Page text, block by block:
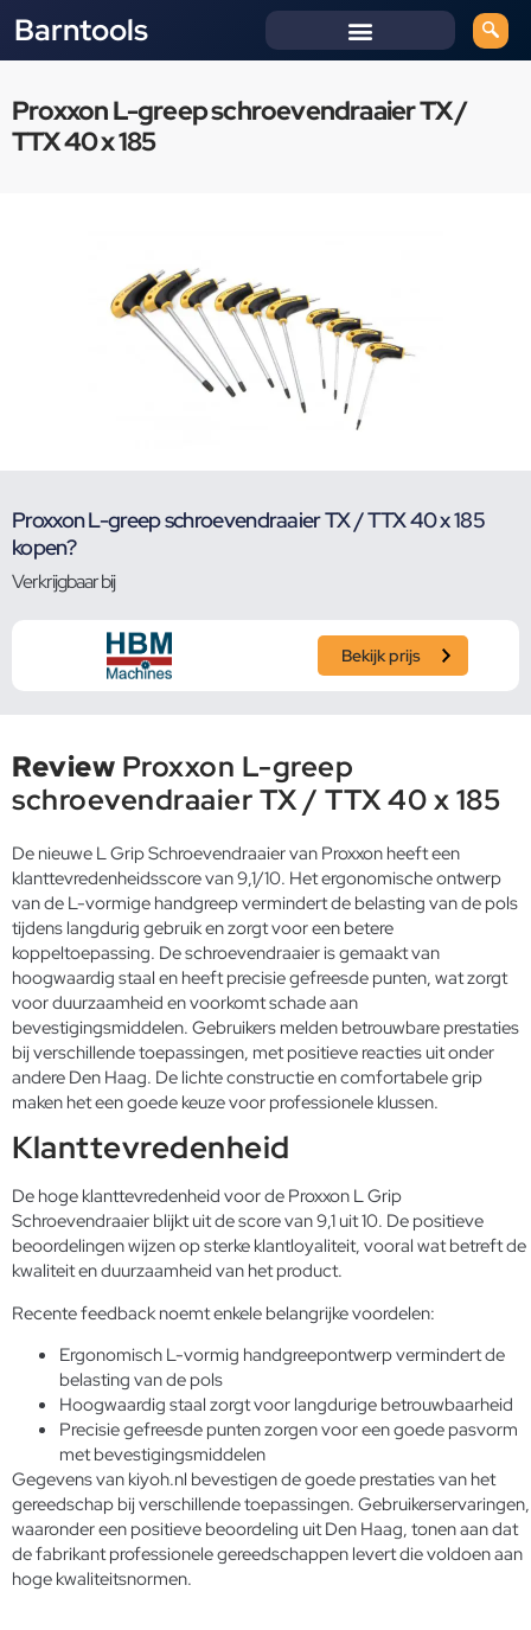
Barntools
Proxxon L-greep schroevendraaier TX /
TTX 40 x 185
Proxxon L-greep schroevendraaier TX / TTX 40 x 185
kopen?
Verkrijgbaar bij
Bekijk prijs
Review Proxxon L-greep
schroevendraaier TX / TTX 40 x 185
De nieuwe L Grip Schroevendraaier van Proxxon heeft een
klanttevredenheidsscore van 9,1/10. Het ergonomische ontwerp
van de L-vormige handgreep vermindert de belasting van de pols
tijdens langdurig gebruik en zorgt voor een betere
koppeltoepassing. De schroevendraaier is gemaakt van
hoogwaardig staal en heeft precisie gefreesde punten, wat zorgt
voor duurzaamheid en voorkomt schade aan
bevestigingsmiddelen. Gebruikers melden betrouwbare prestaties
bij verschillende toepassingen, met positieve reacties uit onder
andere Den Haag. De lichte constructie en comfortabele grip
maken het een goede keuze voor professionele klussen.
Klanttevredenheid
De hoge klanttevredenheid voor de Proxxon L Grip
Schroevendraaier blijkt uit de score van 9,1 uit 10. De positieve
beoordelingen wijzen op sterke klantloyaliteit, vooral wat betreft de
kwaliteit en duurzaamheid van het product.
Recente feedback noemt enkele belangrijke voordelen:
Ergonomisch L-vormig handgreepontwerp vermindert de
belasting van de pols
Hoogwaardig staal zorgt voor langdurige betrouwbaarheid
Precisie gefreesde punten zorgen voor een goede pasvorm
met bevestigingsmiddelen
Gegevens van kiyoh.nl bevestigen de goede prestaties van het
gereedschap bij verschillende toepassingen. Gebruikerservaringen,
waaronder een positieve beoordeling uit Den Haag, tonen aan dat
de fabrikant professionele gereedschappen levert die voldoen aan
hoge kwaliteitsnormen.